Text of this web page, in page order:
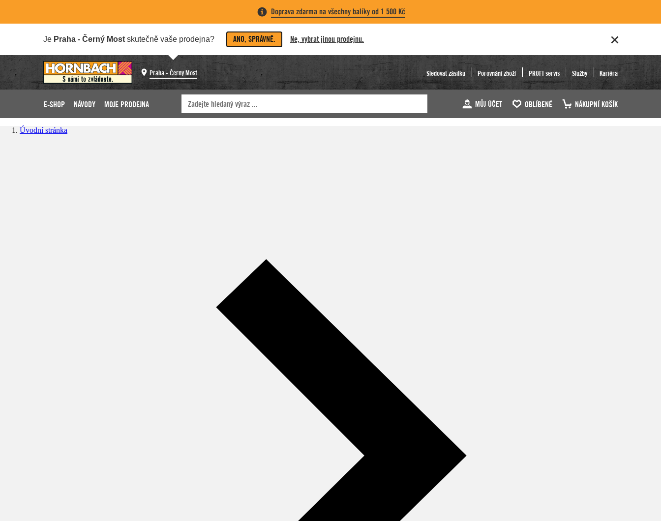
Doprava zdarma na všechny balíky od 1 500 Kč
Je Praha - Černý Most skutečně vaše prodejna? ANO, SPRÁVNĚ. Ne, vybrat jinou prodejnu.
Praha - Černý Most Sledovat zásilku Porovnání zboží PROFI servis Služby Kariéra
E-SHOP NÁVODY MOJE PRODEJNA MŮJ ÚČET OBLÍBENÉ NÁKUPNÍ KOŠÍK
Úvodní stránka